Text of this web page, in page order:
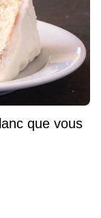
que vous